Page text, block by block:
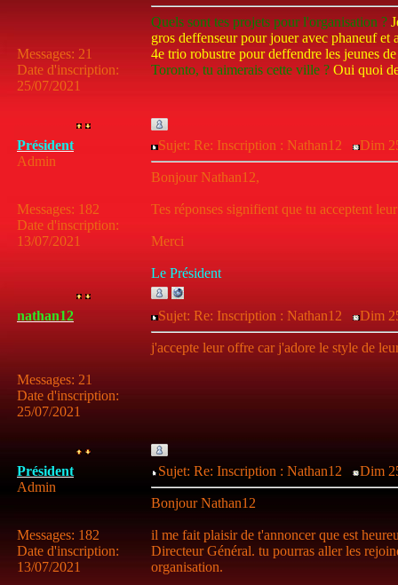
Messages: 21
Date d'inscription:
25/07/2021
Quels sont tes projets pour l'organisation ?
gros deffenseur pour jouer avec phaneuf
4e trio robustre pour deffendre les jeunes
Toronto, tu aimerais cette ville ? Oui quoi
Président
Admin
Messages: 182
Date d'inscription:
13/07/2021
Sujet: Re: Inscription : Nathan12 Dim
Bonjour Nathan12,
Tes réponses signifient que tu acceptent
Merci
Le Président
nathan12
Messages: 21
Date d'inscription:
25/07/2021
Sujet: Re: Inscription : Nathan12 Dim
j'accepte leur offre car j'adore le style de
Président
Admin
Messages: 182
Date d'inscription:
13/07/2021
Sujet: Re: Inscription : Nathan12 Dim
Bonjour Nathan12
il me fait plaisir de t'annoncer que est
Directeur Général. tu pourras aller les
organisation.